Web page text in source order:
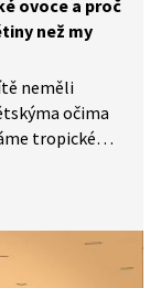
ovoce a proč
než my
neměli
očima
tropické